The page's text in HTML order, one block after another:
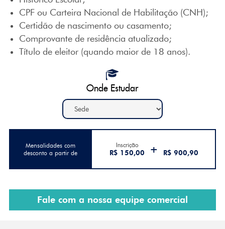
CPF ou Carteira Nacional de Habilitação (CNH);
Certidão de nascimento ou casamento;
Comprovante de residência atualizado;
Título de eleitor (quando maior de 18 anos).
Onde Estudar
Mensalidades com
desconto a partir de
Inscrição
R$ 150,00 + R$ 900,90
Fale com a nossa equipe comercial